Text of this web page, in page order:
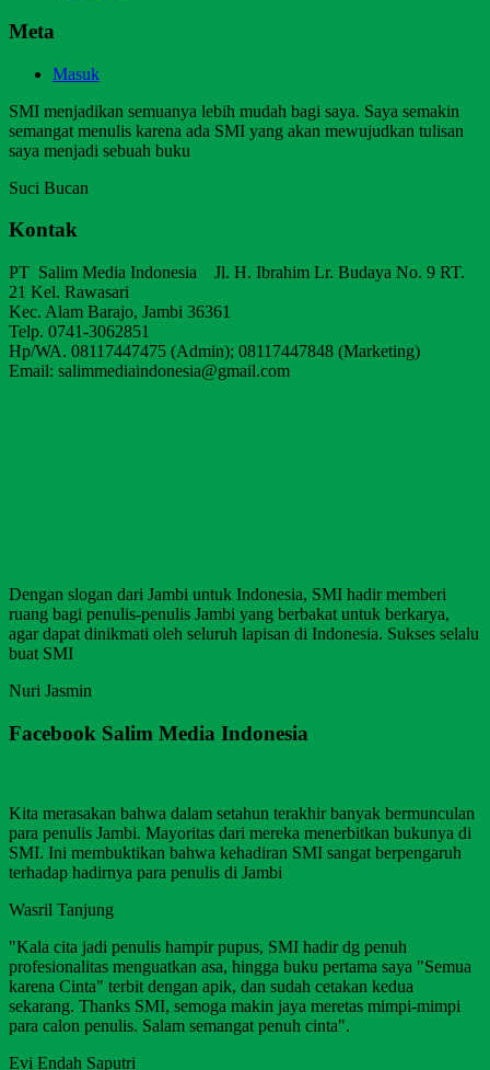
Meta
Masuk
SMI menjadikan semuanya lebih mudah bagi saya. Saya semakin
semangat menulis karena ada SMI yang akan mewujudkan tulisan
saya menjadi sebuah buku
Suci Bucan
Kontak
PT Salim Media Indonesia Jl. H. Ibrahim Lr. Budaya No. 9 RT.
21 Kel. Rawasari
Kec. Alam Barajo, Jambi 36361
Telp. 0741-3062851
Hp/WA. 08117447475 (Admin); 08117447848 (Marketing)
Email: salimmediaindonesia@gmail.com
Dengan slogan dari Jambi untuk Indonesia, SMI hadir memberi
ruang bagi penulis-penulis Jambi yang berbakat untuk berkarya,
agar dapat dinikmati oleh seluruh lapisan di Indonesia. Sukses selalu
buat SMI
Nuri Jasmin
Facebook Salim Media Indonesia
Kita merasakan bahwa dalam setahun terakhir banyak bermunculan
para penulis Jambi. Mayoritas dari mereka menerbitkan bukunya di
SMI. Ini membuktikan bahwa kehadiran SMI sangat berpengaruh
terhadap hadirnya para penulis di Jambi
Wasril Tanjung
"Kala cita jadi penulis hampir pupus, SMI hadir dg penuh
profesionalitas menguatkan asa, hingga buku pertama saya "Semua
karena Cinta" terbit dengan apik, dan sudah cetakan kedua
sekarang. Thanks SMI, semoga makin jaya meretas mimpi-mimpi
para calon penulis. Salam semangat penuh cinta".
Evi Endah Saputri